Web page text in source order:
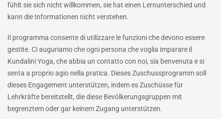
fühlt sie sich nicht willkommen, sie hat einen Lernunterschied und
kann die Informationen nicht verstehen.
Il programma consente di utilizzare le funzioni che devono essere
gestite. Ci auguriamo che ogni persona che voglia imparare il
Kundalini Yoga, che abbia un contatto con noi, sia benvenuta e si
senta a proprio agio nella pratica. Dieses Zuschussprogramm soll
dieses Engagement unterstützen, indem es Zuschüsse für
Lehrkräfte bereitstellt, die diese Bevölkerungsgruppen mit
begrenztem oder gar keinem Zugang unterstützen.